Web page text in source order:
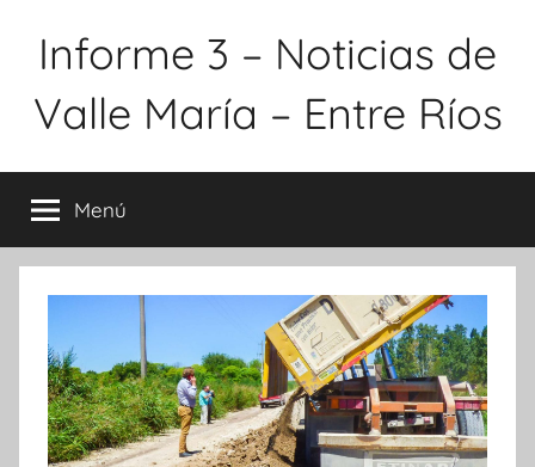
Informe 3 – Noticias de
Valle María – Entre Ríos
Menú